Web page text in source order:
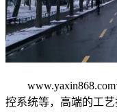
www.yaxin868.com
控系统等，高端的工